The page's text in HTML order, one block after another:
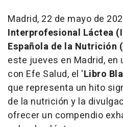
Madrid, 22 de mayo de
Interprofesional Láctea
Española de la Nutrición
este jueves en Madrid,
con Efe Salud, el 'Libro
que representa un hito
de la nutrición y la
ofrecer un compendio